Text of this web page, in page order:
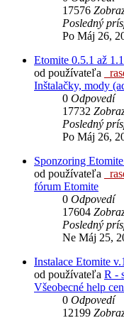
17576
Posledný
Po Máj 26,
Etomite 0.5.1 až 1.1
od používateľa
Inštalačky, mody
0 Odpovedí
17732
Posledný
Po Máj 26,
Sponzoring
od používateľa
fórum Etomite
0 Odpovedí
17604
Posledný
Ne Máj 25,
Instalace Etomite
od používateľa R -
Všeobecné help
0 Odpovedí
12199